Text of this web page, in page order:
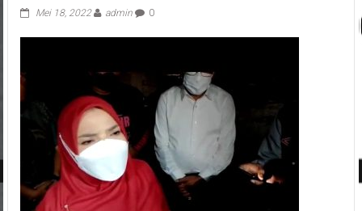
Mei 18, 2022 admin 0